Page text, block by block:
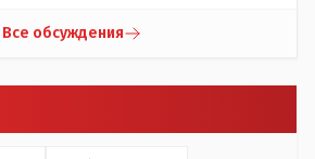
Все обсуждения